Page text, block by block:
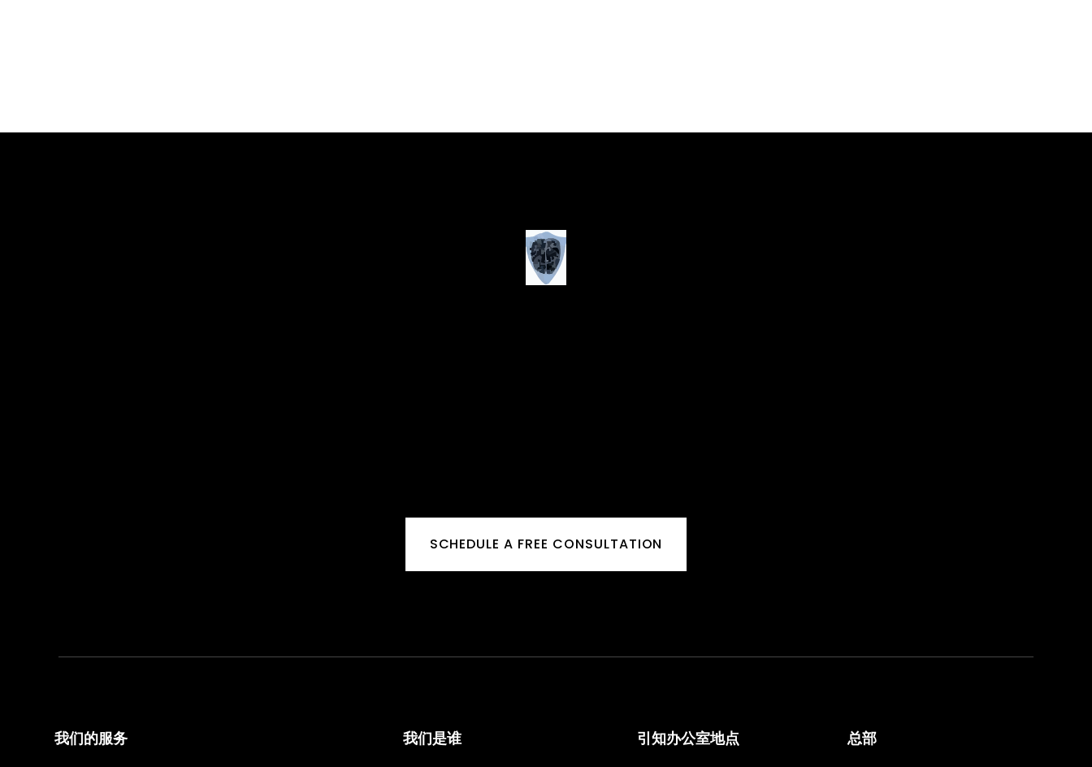
SCHEDULE A FREE CONSULTATION
我们的服务 我们是谁 引知办公室地点 总部